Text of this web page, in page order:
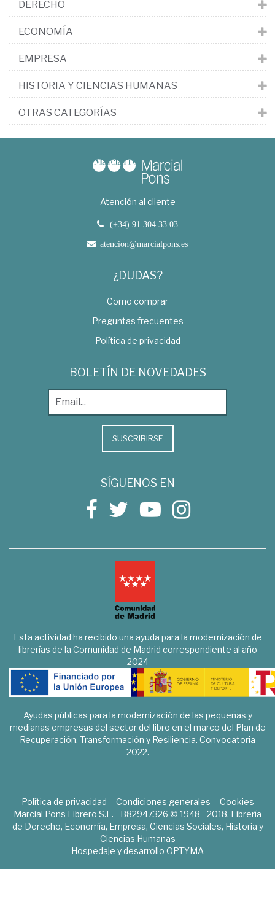
DERECHO
ECONOMÍA
EMPRESA
HISTORIA Y CIENCIAS HUMANAS
OTRAS CATEGORÍAS
Atención al cliente
(+34) 91 304 33 03
atencion@marcialpons.es
¿DUDAS?
Como comprar
Preguntas frecuentes
Política de privacidad
BOLETÍN DE NOVEDADES
SUSCRIBIRSE
SÍGUENOS EN
Esta actividad ha recibido una ayuda para la modernización de
librerías de la Comunidad de Madrid correspondiente al año
2024
Ayudas públicas para la modernización de las pequeñas y
medianas empresas del sector del libro en el marco del Plan de
Recuperación, Transformación y Resiliencia. Convocatoria
2022.
Política de privacidad Condiciones generales
Cookies
Marcial Pons Librero S.L. - B82947326 © 1948 - 2018. Librería
de Derecho, Economía, Empresa, Ciencias Sociales, Historia y
Ciencias Humanas
Hospedaje y desarrollo OPTYMA